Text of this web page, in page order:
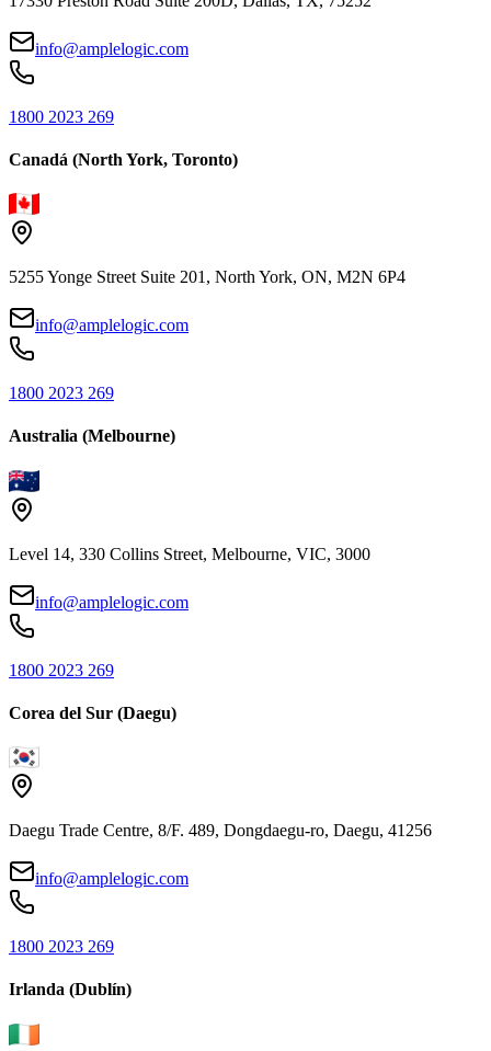
info@amplelogic.com
1800 2023 269
Canadá (North York, Toronto)
5255 Yonge Street Suite 201, North York, ON, M2N 6P4
info@amplelogic.com
1800 2023 269
Australia (Melbourne)
Level 14, 330 Collins Street, Melbourne, VIC, 3000
info@amplelogic.com
1800 2023 269
Corea del Sur (Daegu)
Daegu Trade Centre, 8/F. 489, Dongdaegu-ro, Daegu, 41256
info@amplelogic.com
1800 2023 269
Irlanda (Dublín)